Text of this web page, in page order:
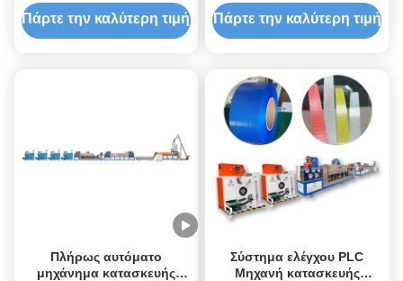
παραγωγικότητα
Πάρτε την καλύτερη τιμή Πάρτε την καλύτερη τιμή
Πλήρως αυτόματο
μηχάνημα κατασκευής
Σύστημα ελέγχου PLC
Μηχανή κατασκευής